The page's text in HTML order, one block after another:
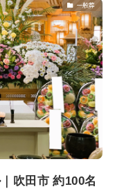
一般葬
吹田市 約100名